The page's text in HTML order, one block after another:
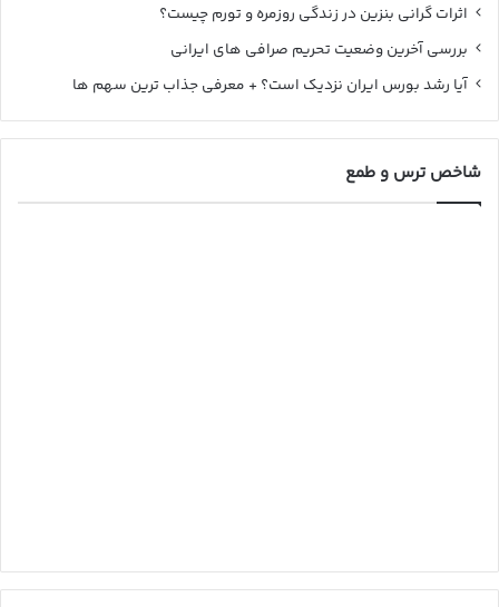
اثرات گرانی بنزین در زندگی روزمره و تورم چیست؟
بررسی آخرین وضعیت تحریم صرافی های ایرانی
آیا رشد بورس ایران نزدیک است؟ + معرفی جذاب ترین سهم ها
شاخص ترس و طمع